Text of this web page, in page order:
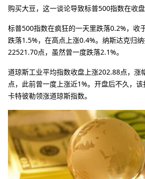
购买大豆，这一谈论导致标普500指数在收盘
标普500指数在疯狂的一天里跌落0.2%，收
跌落1.5%，在高点上涨0.4%。纳斯达克归
22521.70点，虽然曾一度跌落2.1%。
道琼斯工业平均指数收盘上涨202.88点，涨
点，此前曾一度上涨近1%。开盘后不久，该
卡特彼勒领涨道琼斯指数。